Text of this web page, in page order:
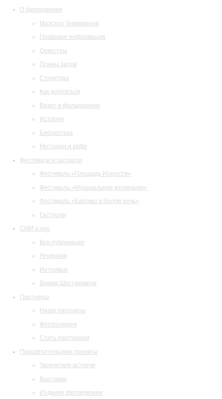
О филармонии
Маэстро Темирканов
Правовая информация
Оркестры
Планы залов
Структура
Как добраться
Визит в филармонию
История
Библиотека
Ресторан и кафе
Фестивали и гастроли
Фестиваль «Площадь Искусств»
Фестиваль «Музыкальная коллекция»
Фестиваль «Барокко в белую ночь»
Гастроли
СМИ о нас
Все публикации
Рецензии
Интервью
Время Шостаковича
Партнеры
Наши партнеры
Фотогалерея
Стать партнером
Просветительские проекты
Творческие встречи
Выставки
Издания филармонии